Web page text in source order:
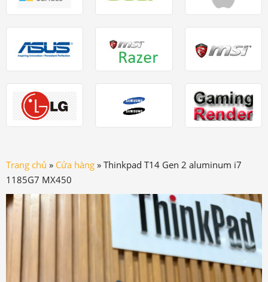
Trang chủ » Cửa hàng » Thinkpad T14 Gen 2 aluminum i7
1185G7 MX450